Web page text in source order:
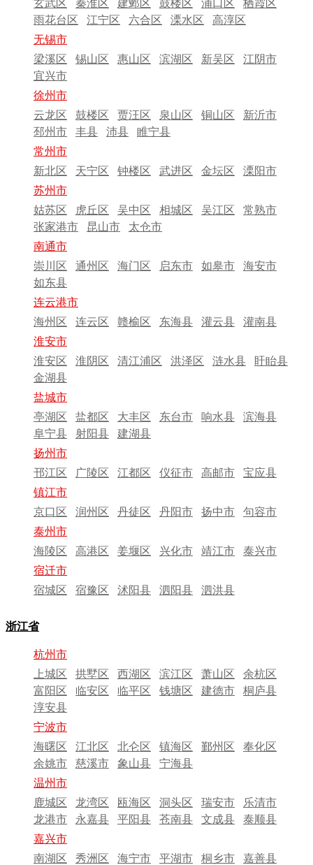
玄武区 秦淮区 建邺区 鼓楼区 浦口区
栖霞区
雨花台区
江宁区 六合区 溧水区
高淳区
无锡市
梁溪区
锡山区 惠山区 滨湖区 新吴区
江阴市
宜兴市
徐州市
云龙区
鼓楼区 贾汪区 泉山区 铜山区
新沂市
邳州市
丰县 沛县
睢宁县
常州市
新北区
天宁区 钟楼区 武进区 金坛区
溧阳市
苏州市
姑苏区
虎丘区 吴中区 相城区 吴江区
常熟市
张家港市
昆山市
太仓市
南通市
崇川区
通州区 海门区 启东市 如皋市
海安市
如东县
连云港市
海州区
连云区 赣榆区 东海县 灌云县
灌南县
淮安市
淮安区
淮阴区 清江浦区 洪泽区 涟水县
盱眙县
金湖县
盐城市
亭湖区
盐都区 大丰区 东台市 响水县
滨海县
阜宁县
射阳县
建湖县
扬州市
邗江区
广陵区 江都区 仪征市 高邮市
宝应县
镇江市
京口区
润州区 丹徒区 丹阳市 扬中市
句容市
泰州市
海陵区
高港区 姜堰区 兴化市 靖江市
泰兴市
宿迁市
宿城区
宿豫区 沭阳县 泗阳县 泗洪县
浙江省
杭州市
上城区
拱墅区 西湖区 滨江区 萧山区
余杭区
富阳区
临安区 临平区 钱塘区 建德市
桐庐县
淳安县
宁波市
海曙区
江北区 北仑区 镇海区 鄞州区
奉化区
余姚市
慈溪市 象山县
宁海县
温州市
鹿城区
龙湾区 瓯海区 洞头区 瑞安市
乐清市
龙港市
永嘉县 平阳县 苍南县 文成县
泰顺县
嘉兴市
南湖区
秀洲区 海宁市 平湖市 桐乡市
嘉善县